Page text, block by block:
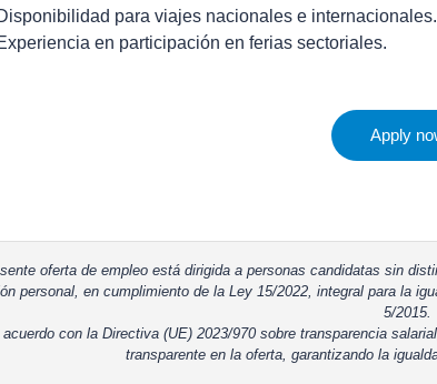
para viajes nacionales e internacionales.
en participación en ferias sectoriales.
Apply
oferta de empleo está dirigida a personas candidatas sin
personal, en cumplimiento de la Ley 15/2022, integral para la
5/2015.
acuerdo con la Directiva (UE) 2023/970 sobre transparencia
transparente en la oferta, garantizando la